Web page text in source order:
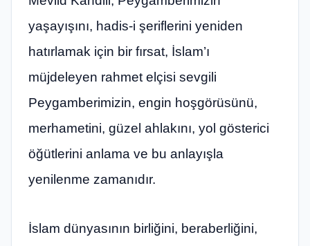
yaşayışını, hadis-i şeriflerini yeniden
hatırlamak için bir fırsat, İslam’ı
müjdeleyen rahmet elçisi sevgili
Peygamberimizin, engin hoşgörüsünü,
merhametini, güzel ahlakını, yol gösterici
öğütlerini anlama ve bu anlayışla
yenilenme zamanıdır.
İslam dünyasının birliğini, beraberliğini,